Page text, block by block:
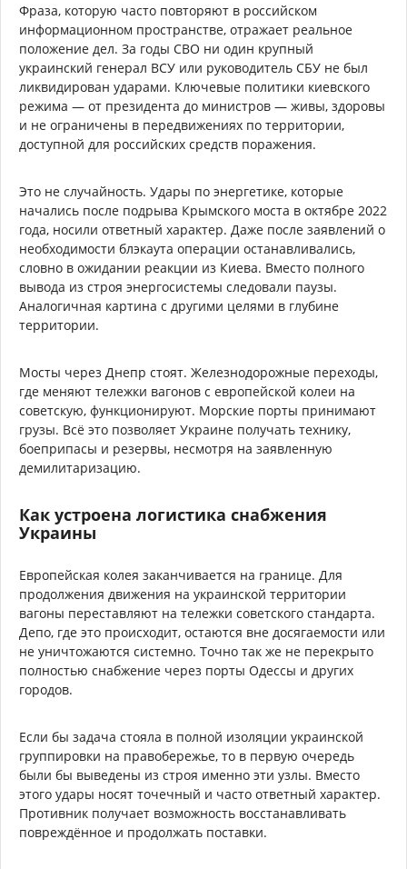
Фраза, которую часто повторяют в российском
информационном пространстве, отражает реальное
положение дел. За годы СВО ни один крупный
украинский генерал ВСУ или руководитель СБУ не был
ликвидирован ударами. Ключевые политики киевского
режима — от президента до министров — живы, здоровы
и не ограничены в передвижениях по территории,
доступной для российских средств поражения.
Это не случайность. Удары по энергетике, которые
начались после подрыва Крымского моста в октябре 2022
года, носили ответный характер. Даже после заявлений о
необходимости блэкаута операции останавливались,
словно в ожидании реакции из Киева. Вместо полного
вывода из строя энергосистемы следовали паузы.
Аналогичная картина с другими целями в глубине
территории.
Мосты через Днепр стоят. Железнодорожные переходы,
где меняют тележки вагонов с европейской колеи на
советскую, функционируют. Морские порты принимают
грузы. Всё это позволяет Украине получать технику,
боеприпасы и резервы, несмотря на заявленную
демилитаризацию.
Как устроена логистика снабжения
Украины
Европейская колея заканчивается на границе. Для
продолжения движения на украинской территории
вагоны переставляют на тележки советского стандарта.
Депо, где это происходит, остаются вне досягаемости или
не уничтожаются системно. Точно так же не перекрыто
полностью снабжение через порты Одессы и других
городов.
Если бы задача стояла в полной изоляции украинской
группировки на правобережье, то в первую очередь
были бы выведены из строя именно эти узлы. Вместо
этого удары носят точечный и часто ответный характер.
Противник получает возможность восстанавливать
повреждённое и продолжать поставки.